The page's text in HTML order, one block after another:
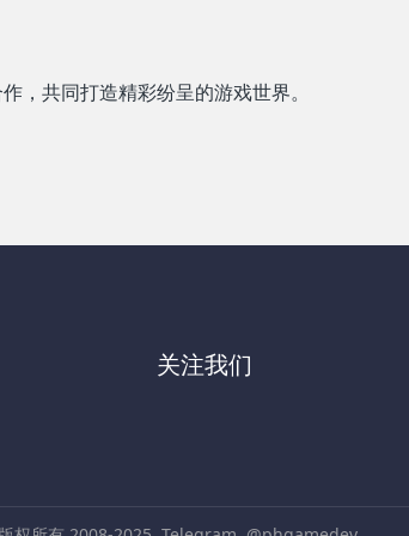
，共同打造精彩纷呈的游戏世界。
关注我们